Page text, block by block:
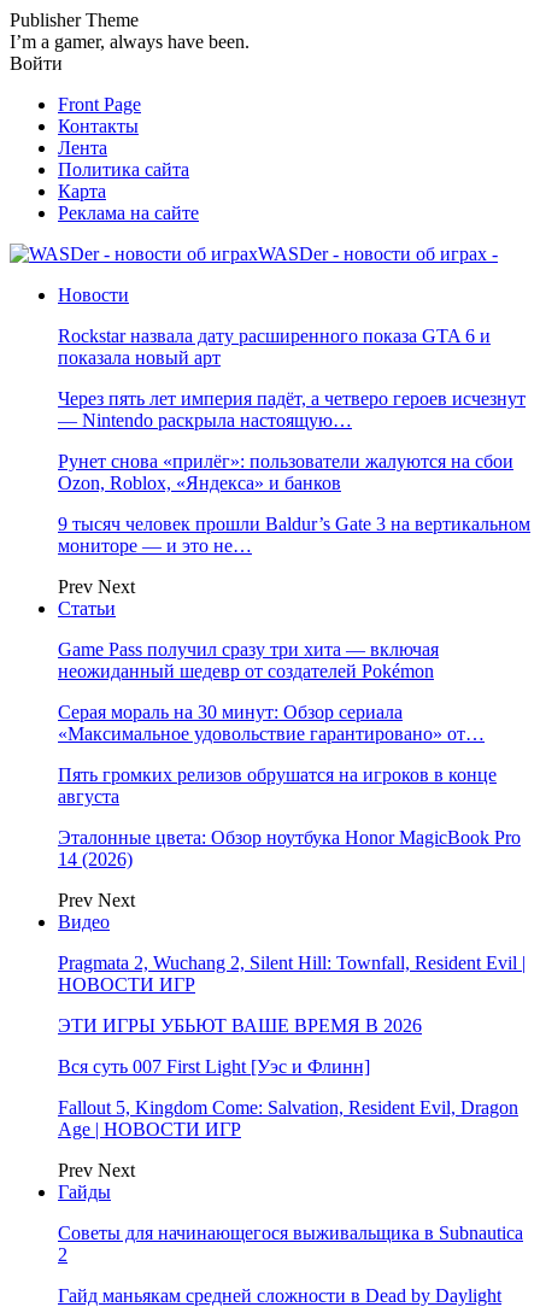
Publisher Theme
I’m a gamer, always have been.
Войти
Front Page
Контакты
Лента
Политика сайта
Карта
Реклама на сайте
WASDer - новости об играх -
Новости
Rockstar назвала дату расширенного показа GTA 6 и
показала новый арт
Через пять лет империя падёт, а четверо героев исчезнут
— Nintendo раскрыла настоящую…
Рунет снова «прилёг»: пользователи жалуются на сбои
Ozon, Roblox, «Яндекса» и банков
9 тысяч человек прошли Baldur’s Gate 3 на вертикальном
мониторе — и это не…
Prev Next
Статьи
Game Pass получил сразу три хита — включая
неожиданный шедевр от создателей Pokémon
Серая мораль на 30 минут: Обзор сериала
«Максимальное удовольствие гарантировано» от…
Пять громких релизов обрушатся на игроков в конце
августа
Эталонные цвета: Обзор ноутбука Honor MagicBook Pro
14 (2026)
Prev Next
Видео
Pragmata 2, Wuchang 2, Silent Hill: Townfall, Resident Evil |
НОВОСТИ ИГР
ЭТИ ИГРЫ УБЬЮТ ВАШЕ ВРЕМЯ В 2026
Вся суть 007 First Light [Уэс и Флинн]
Fallout 5, Kingdom Come: Salvation, Resident Evil, Dragon
Age | НОВОСТИ ИГР
Prev Next
Гайды
Советы для начинающегося выживальщика в Subnautica
2
Гайд маньякам средней сложности в Dead by Daylight